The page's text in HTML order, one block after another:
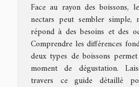
Face au rayon des boissons,
nectars peut sembler simple,
répond à des besoins et des
Comprendre les différences
deux types de boissons
moment de dégustation.
travers ce guide détaillé